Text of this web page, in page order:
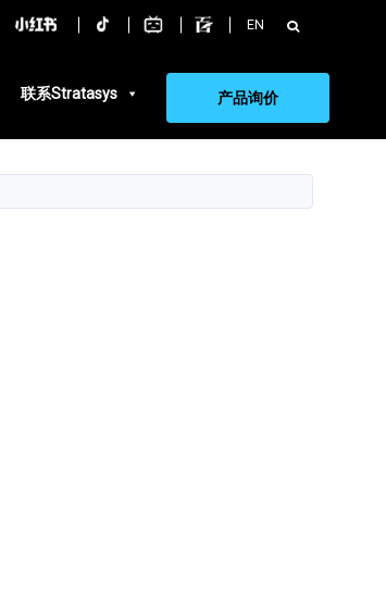
EN 搜
索：
联系Stratasys 产品询价